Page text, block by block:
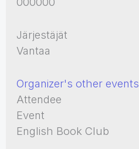
Järjestäjät
Vantaa
Organizer's other events
Attendee
Event
English Book Club